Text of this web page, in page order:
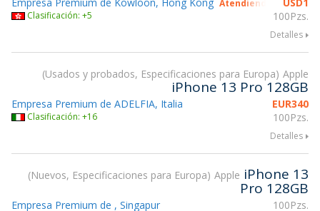
100Pzs.
Atendiendo gsmX
Clasificación: +5
Detalles
Usados y probados, Especificaciones para Europa Apple
iPhone 13 Pro 128GB
EUR340
100Pzs.
Empresa Premium de ADELFIA, Italia
Clasificación: +16
Detalles
Nuevos, Especificaciones para Europa Apple iPhone 13
Pro 128GB
100Pzs.
Empresa Premium de , Singapur